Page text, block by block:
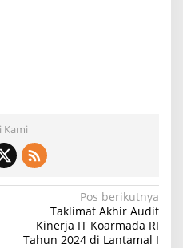
Kami
Pos berikutnya
Taklimat Akhir Audit
Kinerja IT Koarmada RI
Tahun 2024 di Lantamal I